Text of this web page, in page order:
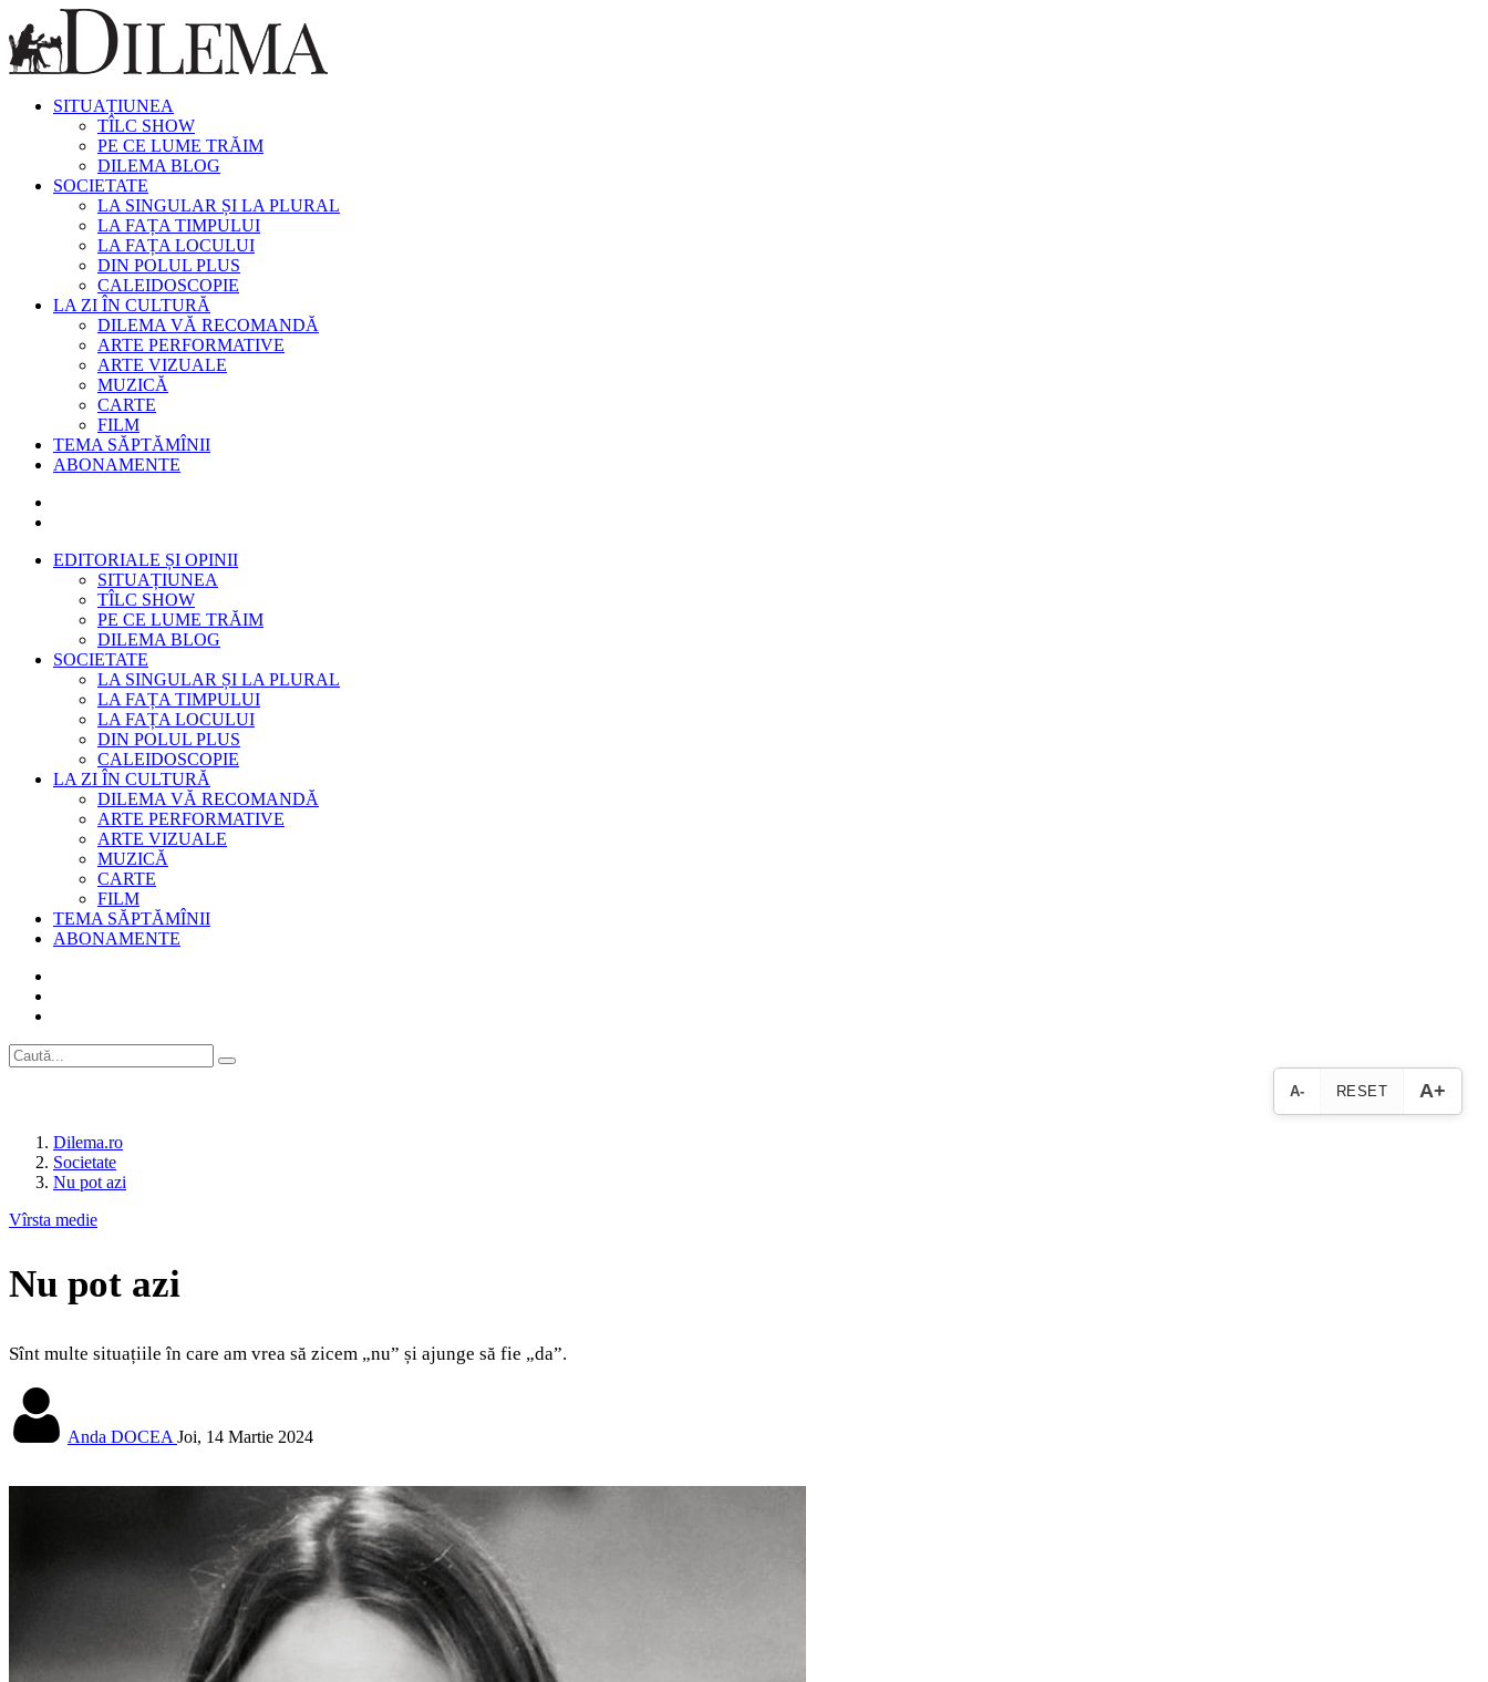
SITUAȚIUNEA
TÎLC SHOW
PE CE LUME TRĂIM
DILEMA BLOG
SOCIETATE
LA SINGULAR ȘI LA PLURAL
LA FAȚA TIMPULUI
LA FAȚA LOCULUI
DIN POLUL PLUS
CALEIDOSCOPIE
LA ZI ÎN CULTURĂ
DILEMA VĂ RECOMANDĂ
ARTE PERFORMATIVE
ARTE VIZUALE
MUZICĂ
CARTE
FILM
TEMA SĂPTĂMÎNII
ABONAMENTE
EDITORIALE ȘI OPINII
SITUAȚIUNEA
TÎLC SHOW
PE CE LUME TRĂIM
DILEMA BLOG
SOCIETATE
LA SINGULAR ȘI LA PLURAL
LA FAȚA TIMPULUI
LA FAȚA LOCULUI
DIN POLUL PLUS
CALEIDOSCOPIE
LA ZI ÎN CULTURĂ
DILEMA VĂ RECOMANDĂ
ARTE PERFORMATIVE
ARTE VIZUALE
MUZICĂ
CARTE
FILM
TEMA SĂPTĂMÎNII
ABONAMENTE
A- RESET A+
Dilema.ro
Societate
Nu pot azi
Vîrsta medie
Nu pot azi
Sînt multe situațiile în care am vrea să zicem „nu” și ajunge să fie „da”.
Anda DOCEA Joi, 14 Martie 2024